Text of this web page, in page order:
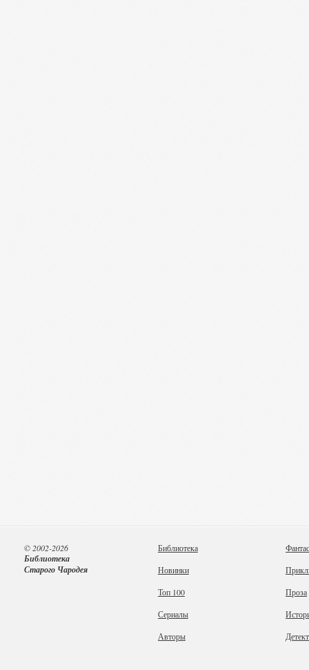
Библиотека
Новинки
Топ 100
Сериалы
Авторы
Проза
© 2002-2026
Библиотека
Старого Чародея